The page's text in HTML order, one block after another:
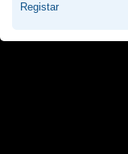
Registar